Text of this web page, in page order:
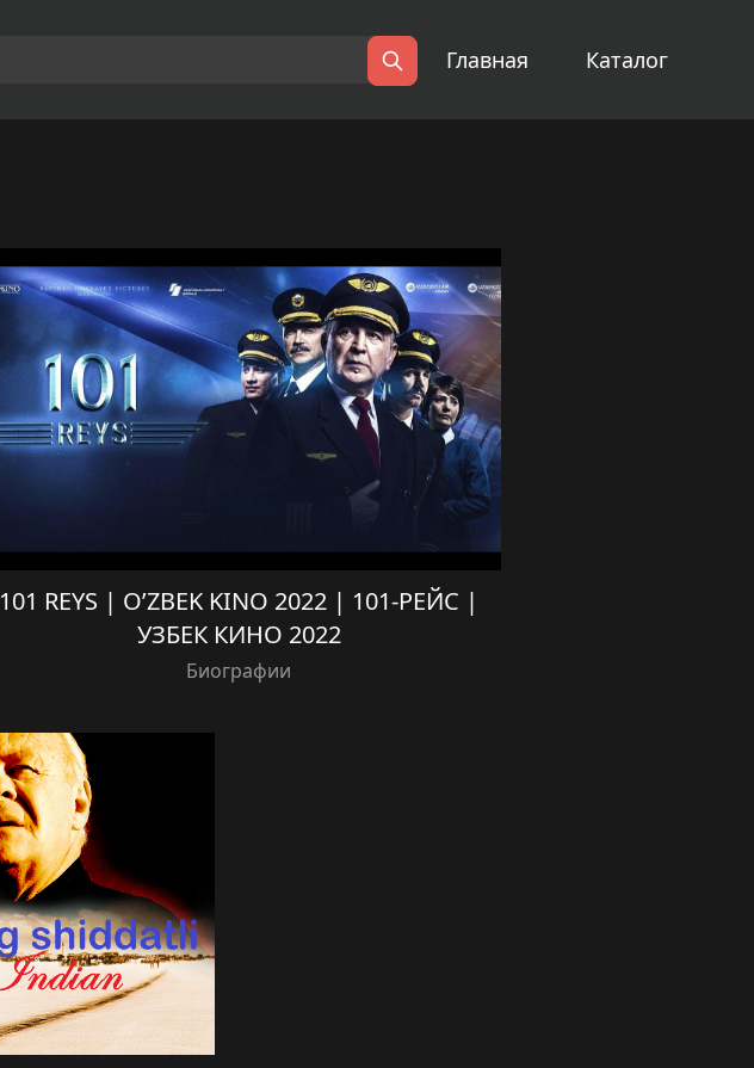
Поиск
Главная Каталог
101 REYS | O’ZBEK KINO 2022 | 101-РЕЙС |
УЗБЕК КИНО 2022
Биографии